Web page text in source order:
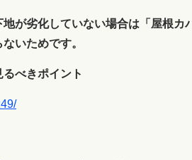
が劣化していない場合は「屋根
いためです。
べきポイント